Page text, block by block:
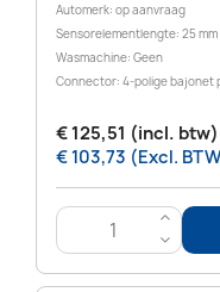
Automerk: op aanvraag
Sensorelementlengte: 25 mm
Wasmachine: Geen
Connector: 4-polige bajonet
€ 125,51 (incl. btw)
€ 103,73 (Excl.
>
<